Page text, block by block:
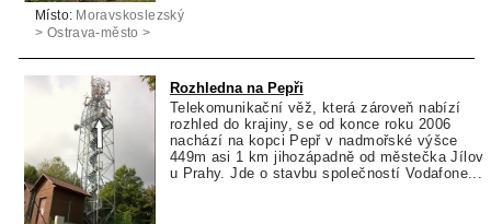
Místo: Moravskoslezský
> Ostrava-město >
Rozhledna na Pepři
Telekomunikační věž, která zároveň nabízí
rozhled do krajiny, se od konce roku 2006
nachází na kopci Pepř v nadmořské výšce
449m asi 1 km jihozápadně od městečka Jílové
u Prahy. Jde o stavbu společností Vodafone...